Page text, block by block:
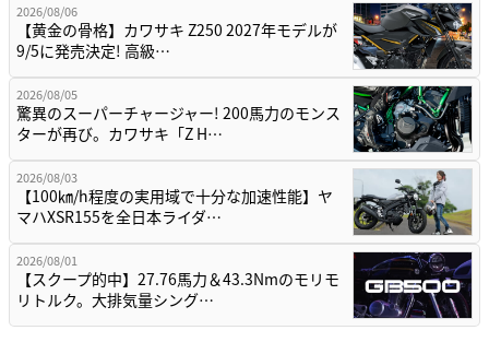
2026/08/06
【黄金の骨格】カワサキ Z250 2027年モデルが
9/5に発売決定! 高級…
2026/08/05
驚異のスーパーチャージャー! 200馬力のモンス
ターが再び。カワサキ「Z H…
2026/08/03
【100㎞/h程度の実用域で十分な加速性能】ヤ
マハXSR155を全日本ライダ…
2026/08/01
【スクープ的中】27.76馬力＆43.3Nmのモリモ
リトルク。大排気量シング…